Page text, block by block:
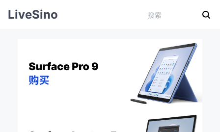
LiveSino